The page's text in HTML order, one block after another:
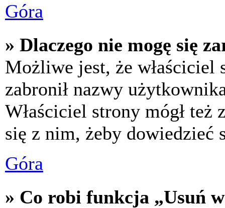
Góra
» Dlaczego nie mogę się
Możliwe jest, że właściciel
zabronił nazwy
Właściciel strony mógł
się z nim, żeby dowiedzieć
Góra
» Co robi funkcja „Usuń